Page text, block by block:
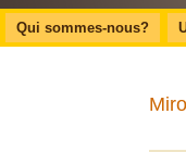
Qui sommes-nous?